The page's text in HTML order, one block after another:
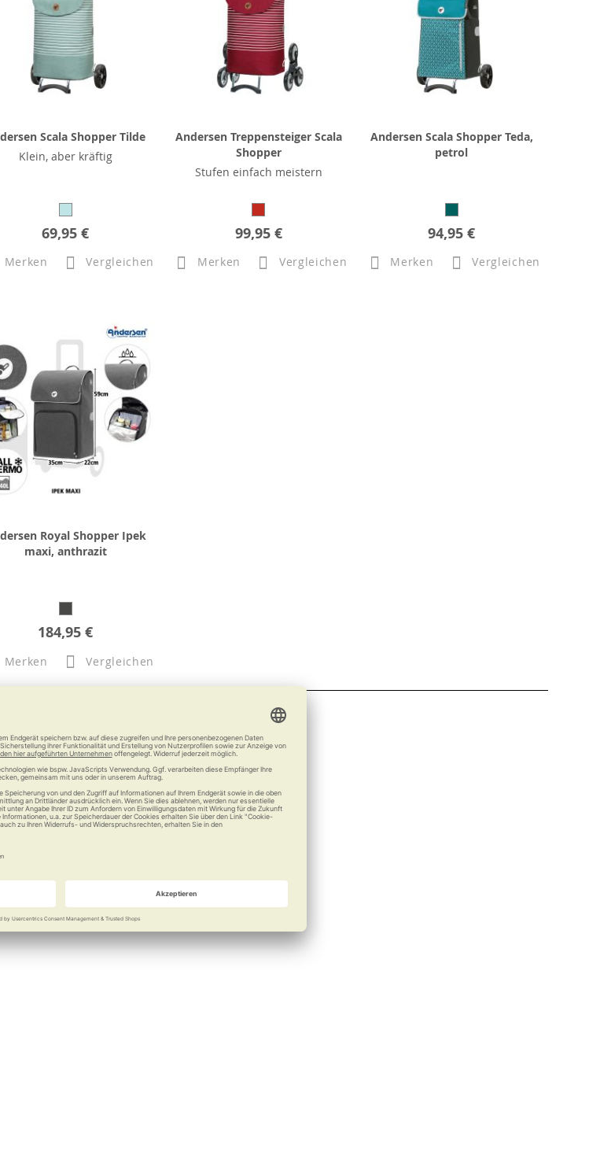
Scala Shopper Tilde
Klein, aber kräftig
69,95 €
Merken Vergleichen
Andersen Treppensteiger Scala
Shopper
Stufen einfach meistern
99,95 €
Merken Vergleichen
Andersen Scala Shopper Teda,
petrol
94,95 €
Merken Vergleichen
Royal Shopper Ipek
maxi, anthrazit
184,95 €
Merken Vergleichen